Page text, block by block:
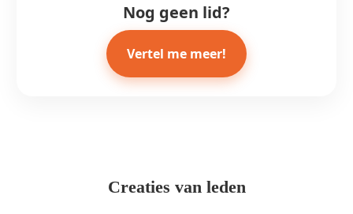
Nog geen lid?
Vertel me meer!
Creaties van leden